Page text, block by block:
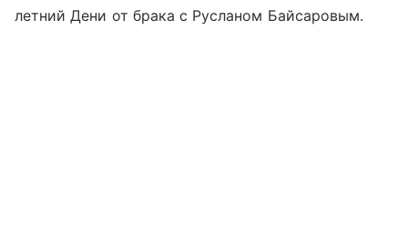
летний Дени от брака с Русланом Байсаровым.